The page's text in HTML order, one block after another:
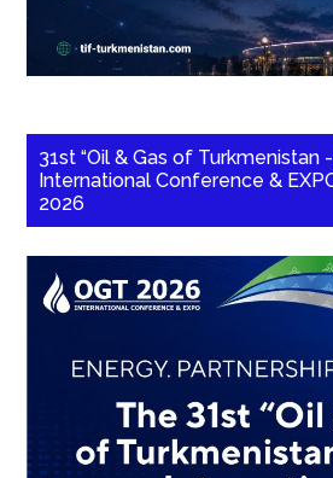
31st “Oil & Gas of Turkmenistan
International Conference &
2026